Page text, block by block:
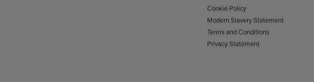
Cookie Policy
Modern Slavery Statement
Terms and Conditions
Privacy Statement